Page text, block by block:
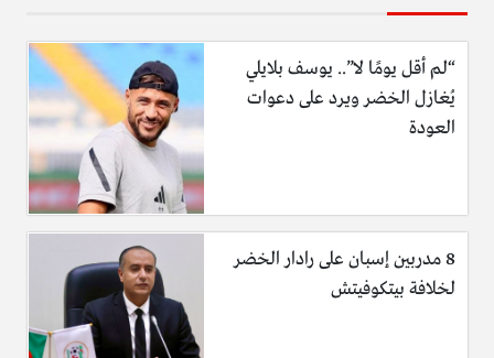
“لم أقل يومًا لا”.. يوسف بلايلي
يُغازل الخضر ويرد على دعوات
العودة
8 مدربين إسبان على رادار الخضر
لخلافة بيتكوفيتش